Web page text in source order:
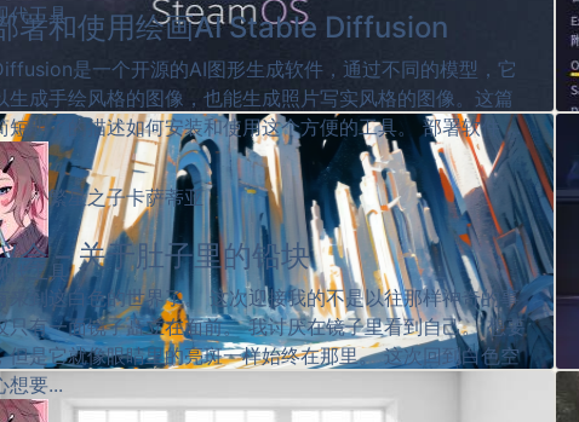
代工具
署和使用绘画AI Stable Diffusion
是一个开源的AI图形生成软件，通过不同的模型，它
生成手绘风格的图像，也能生成照片写实风格的图像。这篇
短明了的描述如何安装和使用这个方便的工具。 部署软件 ...
繁星之子卡萨蒂亚
代工具
会 – 关于肚子里的铅块
来到这白色的世界了。 这次迎接我的不是以往那样神奇的事
只有一面镜子矗立在面前。 我讨厌在镜子里看到自己。 想要
但是它就像眼睛里的亮斑一样始终在那里。 这次回到白色空
想要...